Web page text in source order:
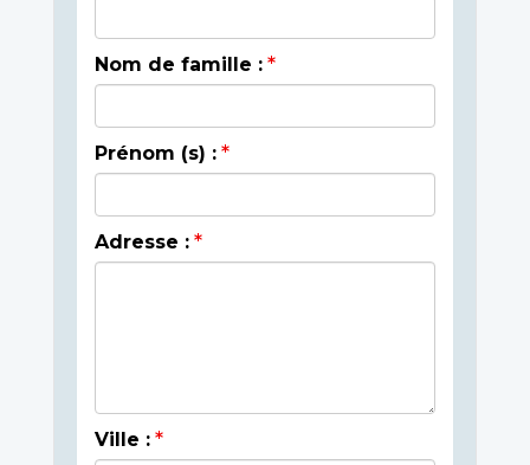
Nom de famille :
Prénom (s) :
Adresse :
Ville :